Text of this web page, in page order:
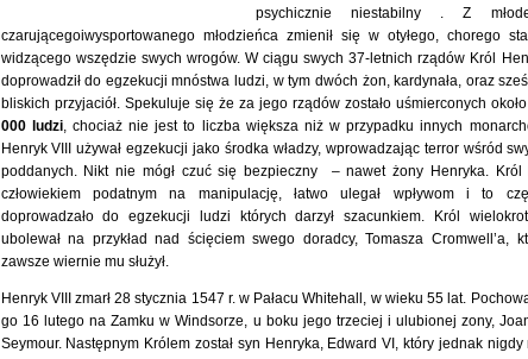
psychicznie niestabilny . Z
czarującegoiwysportowanego młodzieńca zmienił się w otyłego, chorego
widzącego wszędzie swych wrogów. W ciągu swych 37-letnich rządów Król
doprowadził do egzekucji mnóstwa ludzi, w tym dwóch żon, kardynała, oraz
bliskich przyjaciół. Spekuluje się że za jego rządów zostało uśmierconych około
000 ludzi, chociaż nie jest to liczba większa niż w przypadku innych
Henryk VIII używał egzekucji jako środka władzy, wprowadzając terror wśród
poddanych. Nikt nie mógł czuć się bezpieczny – nawet żony Henryka. Król
człowiekiem podatnym na manipulację, łatwo ulegał wpływom i to
doprowadzało do egzekucji ludzi których darzył szacunkiem. Król
ubolewał na przykład nad ścięciem swego doradcy, Tomasza Cromwell’a,
zawsze wiernie mu służył.
Henryk VIII zmarł 28 stycznia 1547 r. w Pałacu Whitehall, w wieku 55 lat.
go 16 lutego na Zamku w Windsorze, u boku jego trzeciej i ulubionej zony,
Seymour. Następnym Królem został syn Henryka, Edward VI, który jednak nigdy